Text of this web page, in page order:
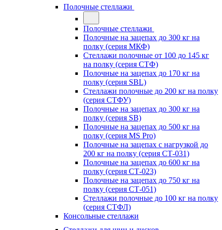
Полочные стеллажи
Полочные стеллажи
Полочные на зацепах до 300 кг на
полку (серия МКФ)
Стеллажи полочные от 100 до 145 кг
на полку (серия СТФ)
Полочные на зацепах до 170 кг на
полку (серия SBL)
Стеллажи полочные до 200 кг на полку
(серия СТФУ)
Полочные на зацепах до 300 кг на
полку (серия SB)
Полочные на зацепах до 500 кг на
полку (серия MS Pro)
Полочные на зацепах с нагрузкой до
200 кг на полку (серия СТ-031)
Полочные на зацепах до 600 кг на
полку (серия СТ-023)
Полочные на зацепах до 750 кг на
полку (серия СТ-051)
Стеллажи полочные до 100 кг на полку
(серия СТФЛ)
Консольные стеллажи